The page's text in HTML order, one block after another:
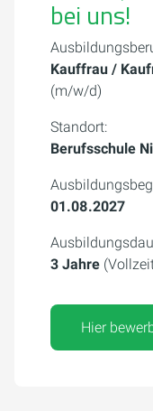
bei uns!
Kauffrau /
(m/w/d)
Standort:
Berufsschule
01.08.2027
3 Jahre
Hier